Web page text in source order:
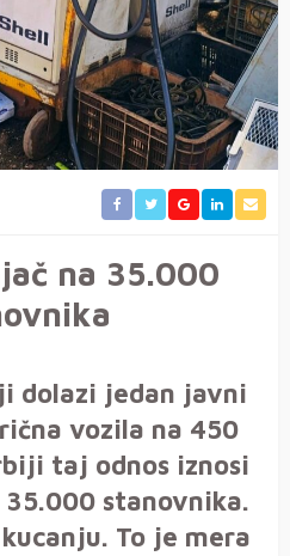
na 35.000
dolazi jedan javni
vozila na 450
taj odnos iznosi
stanovnika.
To je mera